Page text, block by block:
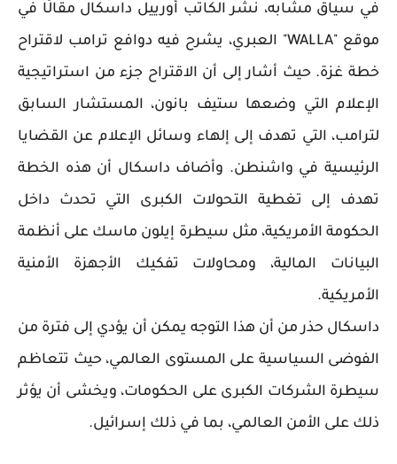
في سياق مشابه، نشر الكاتب أورييل داسكال مقالًا في
موقع "WALLA" العبري، يشرح فيه دوافع ترامب لاقتراح
خطة غزة. حيث أشار إلى أن الاقتراح جزء من استراتيجية
الإعلام التي وضعها ستيف بانون، المستشار السابق
لترامب، التي تهدف إلى إلهاء وسائل الإعلام عن القضايا
الرئيسية في واشنطن. وأضاف داسكال أن هذه الخطة
تهدف إلى تغطية التحولات الكبرى التي تحدث داخل
الحكومة الأمريكية، مثل سيطرة إيلون ماسك على أنظمة
البيانات المالية، ومحاولات تفكيك الأجهزة الأمنية
الأمريكية.
داسكال حذر من أن هذا التوجه يمكن أن يؤدي إلى فترة من
الفوضى السياسية على المستوى العالمي، حيث تتعاظم
سيطرة الشركات الكبرى على الحكومات، ويخشى أن يؤثر
ذلك على الأمن العالمي، بما في ذلك إسرائيل.